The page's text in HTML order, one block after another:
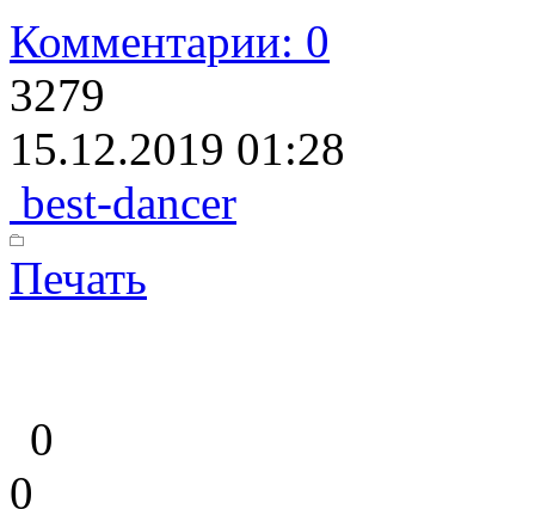
Комментарии: 0
3279
15.12.2019 01:28
best-dancer
Печать
0
0